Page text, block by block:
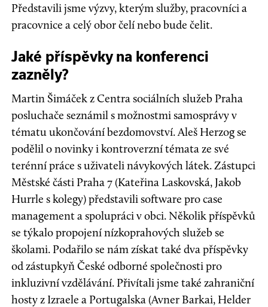
Představili jsme výzvy, kterým služby, pracovníci a
pracovnice a celý obor čelí nebo bude čelit.
Jaké příspěvky na konferenci
zazněly?
Martin Šimáček z Centra sociálních služeb Praha
posluchače seznámil s možnostmi samosprávy v
tématu ukončování bezdomovství. Aleš Herzog se
podělil o novinky i kontroverzní témata ze své
terénní práce s uživateli návykových látek. Zástupci
Městské části Praha 7 (Kateřina Laskovská, Jakob
Hurrle s kolegy) představili software pro case
management a spolupráci v obci. Několik příspěvků
se týkalo propojení nízkoprahových služeb se
školami. Podařilo se nám získat také dva příspěvky
od zástupkyň České odborné společnosti pro
inkluzivní vzdělávání. Přivítali jsme také zahraniční
hosty z Izraele a Portugalska (Avner Barkai, Helder